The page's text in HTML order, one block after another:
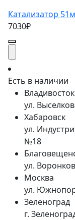
Катализатор
7030₽
Есть в наличии
Владивосток
ул.
Хабаровск
ул.
№18
ул.
Москва
ул.
Зеленоград
г.